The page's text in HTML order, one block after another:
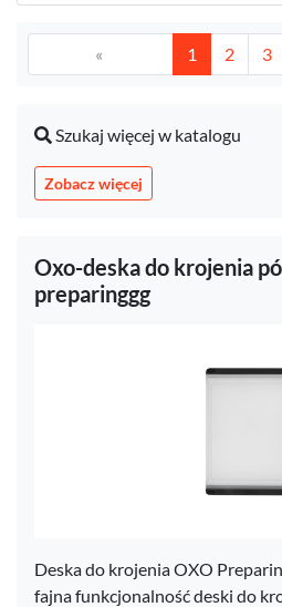
« 1 2 3
Szukaj więcej w katalogu
Zobacz więcej
Oxo-deska do krojenia
preparinggg
Deska do krojenia OXO
fajna funkcjonalność deski do